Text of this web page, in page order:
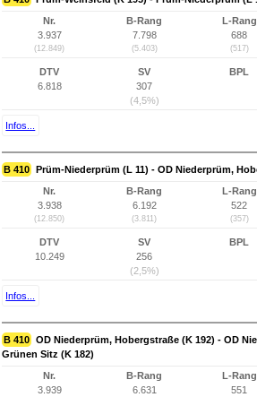
Nr.
3.937
(12.849)
B-Rang
7.798
(5.403)
L-Rang
688
(517)
DTV
6.818
SV
307
(4,5%)
BPL
Infos...
B 410 Prüm-Niederprüm (L 11) - OD Niederprüm,
Nr.
3.938
(12.850)
B-Rang
6.192
(3.811)
L-Rang
522
(357)
DTV
10.249
SV
256
(2,5%)
BPL
Infos...
B 410 OD Niederprüm, Hobergstraße (K 192) - OD
Grünen Sitz (K 182)
Nr.
3.939
B-Rang
6.631
L-Rang
551